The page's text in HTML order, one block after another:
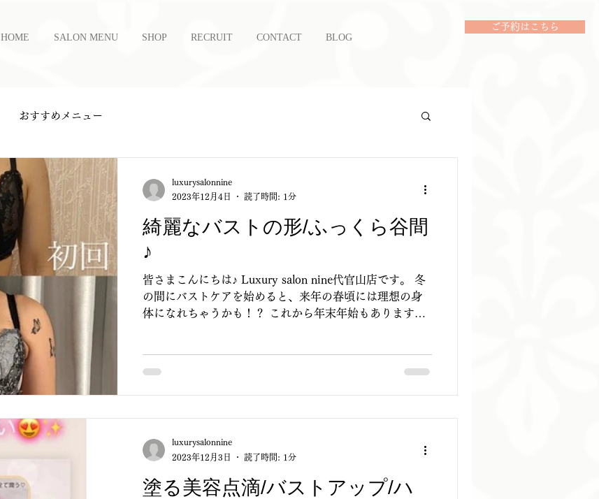
ご予約はこちら
HOME SALON MENU SHOP RECRUIT CONTACT BLOG
おすすめメニュー
綺麗なバストの形/ふっくら谷間
♪
皆さまこんにちは♪ Luxury salon nine代官山店です。 冬
の間にバストケアを始めると、来年の春頃には理想の身
体になれちゃうかも！？ これから年末年始もありますの
luxurysalonnine
2023年12月4日
読了時間: 1分
塗る美容点滴/バストアップ/ハ
luxurysalonnine
2023年12月3日
読了時間: 1分